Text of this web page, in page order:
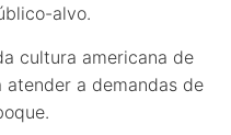
alvo.
cultura americana de
a demandas de